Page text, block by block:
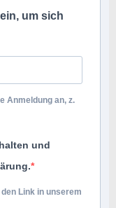
um sich
Anmeldung an, z.
und
Link in unserem